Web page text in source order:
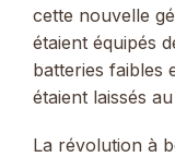
cette nouvelle
étaient équipés
batteries faibles
étaient laissés
La révolution à